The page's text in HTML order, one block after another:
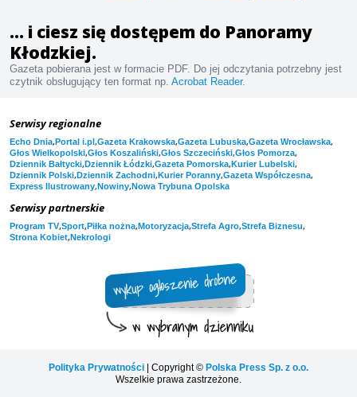
... i ciesz się dostępem do Panoramy
Kłodzkiej.
Gazeta pobierana jest w formacie PDF. Do jej odczytania potrzebny jest
czytnik obsługujący ten format np. Acrobat Reader.
Serwisy regionalne
Echo Dnia,Portal i.pl,Gazeta Krakowska,Gazeta Lubuska,Gazeta Wrocławska,
Głos Wielkopolski,Głos Koszaliński,Głos Szczeciński,Głos Pomorza,
Dziennik Bałtycki,Dziennik Łódzki,Gazeta Pomorska,Kurier Lubelski,
Dziennik Polski,Dziennik Zachodni,Kurier Poranny,Gazeta Współczesna,
Express Ilustrowany,Nowiny,Nowa Trybuna Opolska
Serwisy partnerskie
Program TV,Sport,Piłka nożna,Motoryzacja,Strefa Agro,Strefa Biznesu,
Strona Kobiet,Nekrologi
Polityka Prywatności | Copyright © Polska Press Sp. z o.o.
Wszelkie prawa zastrzeżone.